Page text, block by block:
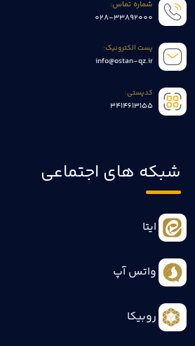
شماره تماس:
028-33892000
پست الکترونیک:
info@ostan-qz.ir
کدپستی:
3414613155
شبکه های اجتماعی
ایتا
واتس آپ
روبیکا